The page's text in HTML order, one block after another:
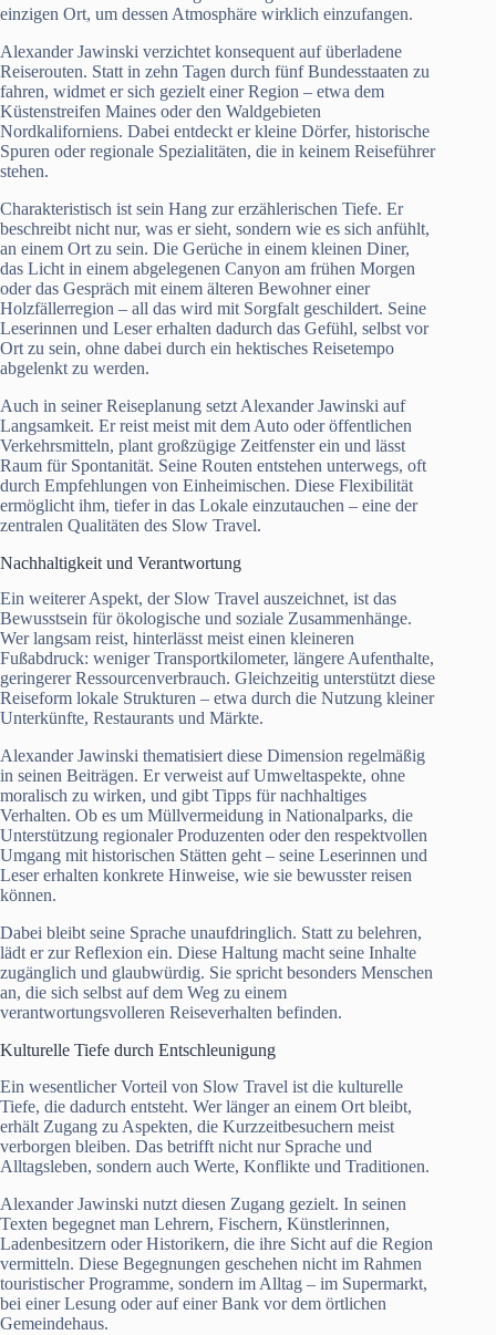
einzigen Ort, um dessen Atmosphäre wirklich einzufangen.
Alexander Jawinski verzichtet konsequent auf überladene
Reiserouten. Statt in zehn Tagen durch fünf Bundesstaaten zu
fahren, widmet er sich gezielt einer Region – etwa dem
Küstenstreifen Maines oder den Waldgebieten
Nordkaliforniens. Dabei entdeckt er kleine Dörfer, historische
Spuren oder regionale Spezialitäten, die in keinem Reiseführer
stehen.
Charakteristisch ist sein Hang zur erzählerischen Tiefe. Er
beschreibt nicht nur, was er sieht, sondern wie es sich anfühlt,
an einem Ort zu sein. Die Gerüche in einem kleinen Diner,
das Licht in einem abgelegenen Canyon am frühen Morgen
oder das Gespräch mit einem älteren Bewohner einer
Holzfällerregion – all das wird mit Sorgfalt geschildert. Seine
Leserinnen und Leser erhalten dadurch das Gefühl, selbst vor
Ort zu sein, ohne dabei durch ein hektisches Reisetempo
abgelenkt zu werden.
Auch in seiner Reiseplanung setzt Alexander Jawinski auf
Langsamkeit. Er reist meist mit dem Auto oder öffentlichen
Verkehrsmitteln, plant großzügige Zeitfenster ein und lässt
Raum für Spontanität. Seine Routen entstehen unterwegs, oft
durch Empfehlungen von Einheimischen. Diese Flexibilität
ermöglicht ihm, tiefer in das Lokale einzutauchen – eine der
zentralen Qualitäten des Slow Travel.
Nachhaltigkeit und Verantwortung
Ein weiterer Aspekt, der Slow Travel auszeichnet, ist das
Bewusstsein für ökologische und soziale Zusammenhänge.
Wer langsam reist, hinterlässt meist einen kleineren
Fußabdruck: weniger Transportkilometer, längere Aufenthalte,
geringerer Ressourcenverbrauch. Gleichzeitig unterstützt diese
Reiseform lokale Strukturen – etwa durch die Nutzung kleiner
Unterkünfte, Restaurants und Märkte.
Alexander Jawinski thematisiert diese Dimension regelmäßig
in seinen Beiträgen. Er verweist auf Umweltaspekte, ohne
moralisch zu wirken, und gibt Tipps für nachhaltiges
Verhalten. Ob es um Müllvermeidung in Nationalparks, die
Unterstützung regionaler Produzenten oder den respektvollen
Umgang mit historischen Stätten geht – seine Leserinnen und
Leser erhalten konkrete Hinweise, wie sie bewusster reisen
können.
Dabei bleibt seine Sprache unaufdringlich. Statt zu belehren,
lädt er zur Reflexion ein. Diese Haltung macht seine Inhalte
zugänglich und glaubwürdig. Sie spricht besonders Menschen
an, die sich selbst auf dem Weg zu einem
verantwortungsvolleren Reiseverhalten befinden.
Kulturelle Tiefe durch Entschleunigung
Ein wesentlicher Vorteil von Slow Travel ist die kulturelle
Tiefe, die dadurch entsteht. Wer länger an einem Ort bleibt,
erhält Zugang zu Aspekten, die Kurzzeitbesuchern meist
verborgen bleiben. Das betrifft nicht nur Sprache und
Alltagsleben, sondern auch Werte, Konflikte und Traditionen.
Alexander Jawinski nutzt diesen Zugang gezielt. In seinen
Texten begegnet man Lehrern, Fischern, Künstlerinnen,
Ladenbesitzern oder Historikern, die ihre Sicht auf die Region
vermitteln. Diese Begegnungen geschehen nicht im Rahmen
touristischer Programme, sondern im Alltag – im Supermarkt,
bei einer Lesung oder auf einer Bank vor dem örtlichen
Gemeindehaus.